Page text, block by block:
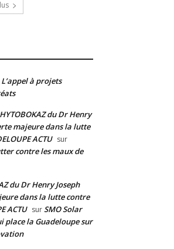
L’appel à projets
du Dr Henry
majeure dans la lutte
ACTU sur
contre les maux de
du Dr Henry Joseph
dans la lutte contre
ACTU surSMO Solar
place la Guadeloupe sur